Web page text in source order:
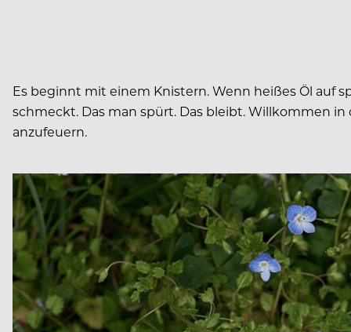
Es beginnt mit einem Knistern. Wenn heißes Öl auf
schmeckt. Das man spürt. Das bleibt. Willkommen in
anzufeuern.